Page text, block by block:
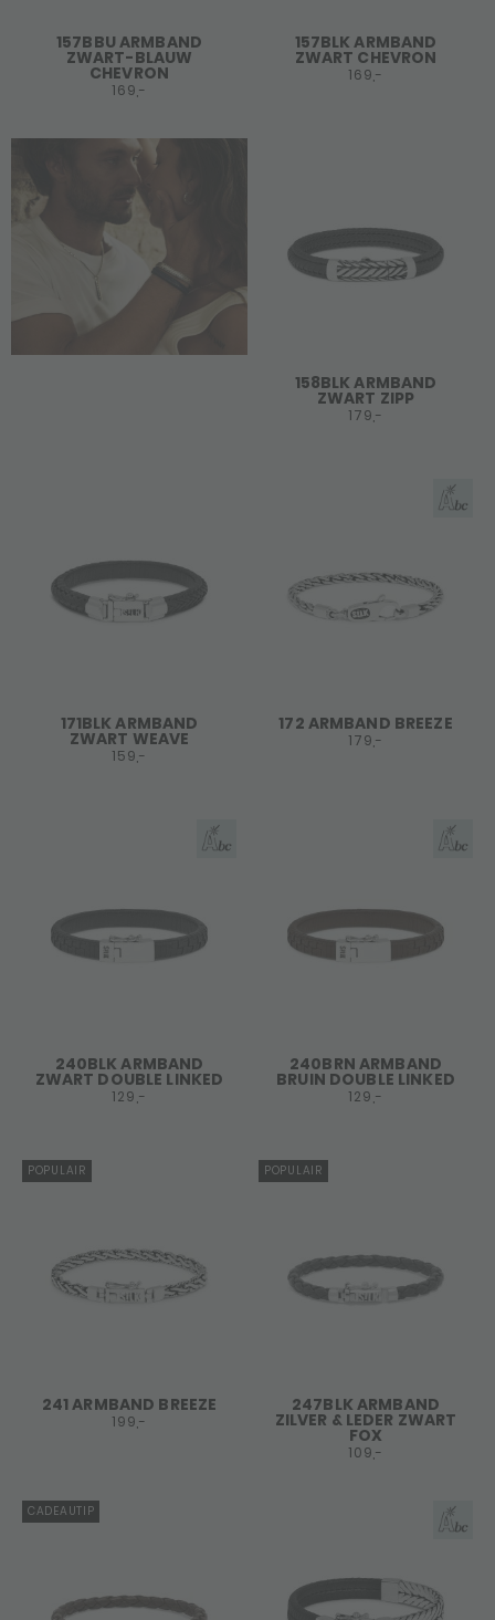
157BBU ARMBAND
ZWART-BLAUW
CHEVRON
169,-
157BLK ARMBAND
ZWART CHEVRON
169,-
158BLK ARMBAND
ZWART ZIPP
179,-
171BLK ARMBAND
ZWART WEAVE
159,-
172 ARMBAND BREEZE
179,-
240BLK ARMBAND
ZWART DOUBLE LINKED
129,-
240BRN ARMBAND
BRUIN DOUBLE LINKED
129,-
POPULAIR
241 ARMBAND BREEZE
199,-
POPULAIR
247BLK ARMBAND
ZILVER & LEDER ZWART
FOX
109,-
CADEAUTIP